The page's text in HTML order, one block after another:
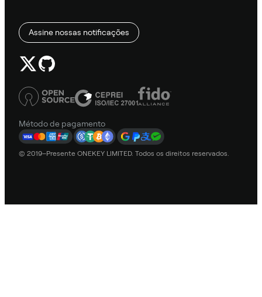
Assine nossas notificações
Método de pagamento
© 2019–Presente ONEKEY LIMITED. Todos os direitos reservados.